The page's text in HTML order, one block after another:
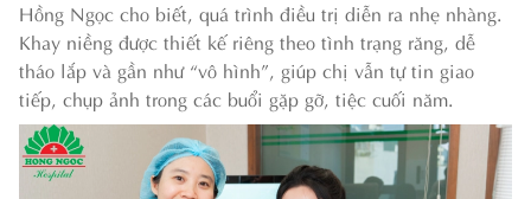
Hồng Ngọc cho biết, quá trình điều trị diễn ra nhẹ nhàng.
Khay niềng được thiết kế riêng theo tình trạng răng, dễ
tháo lắp và gần như “vô hình”, giúp chị vẫn tự tin giao
tiếp, chụp ảnh trong các buổi gặp gỡ, tiệc cuối năm.